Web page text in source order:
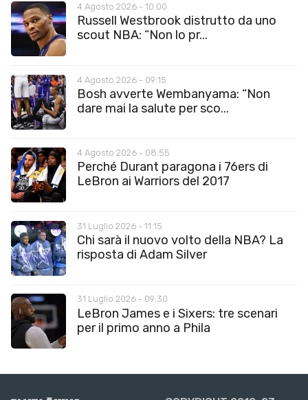
4 Agosto 2026 - 10:00
Russell Westbrook distrutto da uno
scout NBA: “Non lo pr...
4 Agosto 2026 - 09:15
Bosh avverte Wembanyama: “Non
dare mai la salute per sco...
4 Agosto 2026 - 08:55
Perché Durant paragona i 76ers di
LeBron ai Warriors del 2017
31 Luglio 2026 - 11:15
Chi sarà il nuovo volto della NBA? La
risposta di Adam Silver
31 Luglio 2026 - 09:30
LeBron James e i Sixers: tre scenari
per il primo anno a Phila